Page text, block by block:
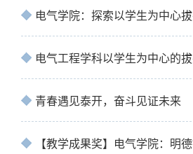
电气学院：探索以学生为中心
青春遇见泰开，奋斗见证未来